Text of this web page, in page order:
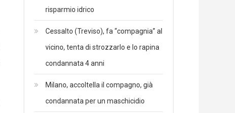
risparmio idrico
Cessalto (Treviso), fa “compagnia” al
vicino, tenta di strozzarlo e lo rapina
condannata 4 anni
Milano, accoltella il compagno, già
condannata per un maschicidio